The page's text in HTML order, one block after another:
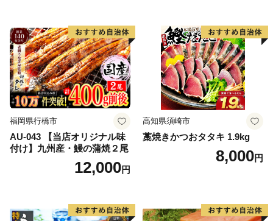
福岡県行橋市
AU-043 【当店オリジナル味
付け】九州産・鰻の蒲焼２尾
12,000円
高知県須崎市
藁焼きかつおタタキ 1.9kg
8,000円